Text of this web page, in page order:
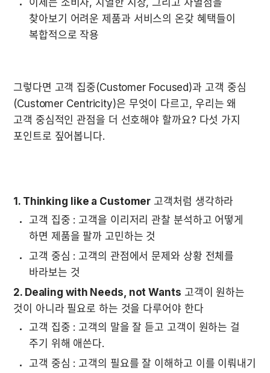
이제는 소비자, 치열한 시장, 그리고 차별점을
찾아보기 어려운 제품과 서비스의 온갖 혜택들이
복합적으로 작용
그렇다면 고객 집중(Customer Focused)과 고객 중심
(Customer Centricity)은 무엇이 다르고, 우리는 왜
고객 중심적인 관점을 더 선호해야 할까요? 다섯 가지
포인트로 짚어봅니다.
1. Thinking like a Customer 고객처럼 생각하라
고객 집중 : 고객을 이리저리 관찰 분석하고 어떻게
하면 제품을 팔까 고민하는 것
고객 중심 : 고객의 관점에서 문제와 상황 전체를
바라보는 것
2. Dealing with Needs, not Wants 고객이 원하는
것이 아니라 필요로 하는 것을 다루어야 한다
고객 집중 : 고객의 말을 잘 듣고 고객이 원하는 걸
주기 위해 애쓴다.
고객 중심 : 고객의 필요를 잘 이해하고 이를 이뤄내기